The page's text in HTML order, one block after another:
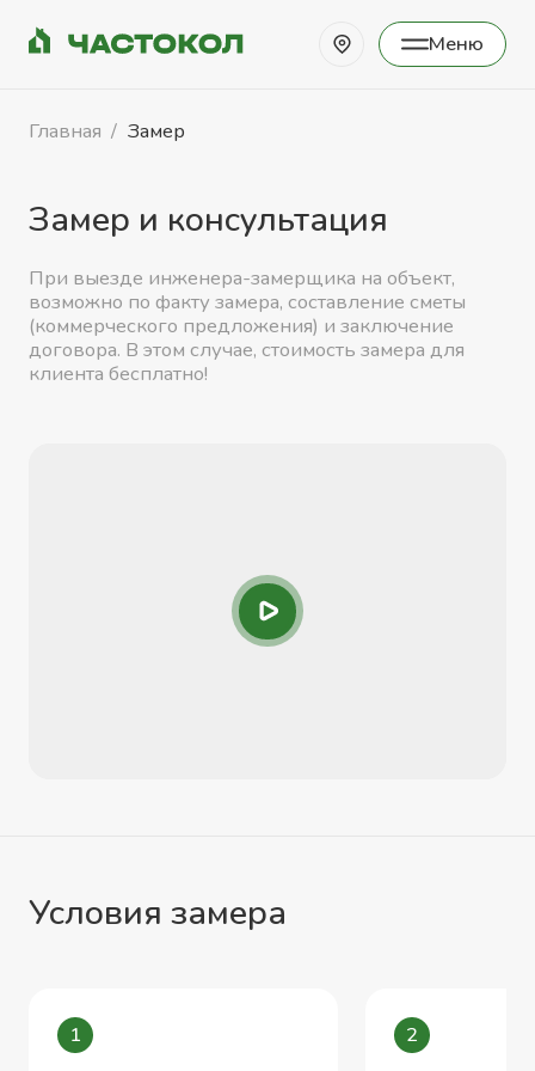
Меню
Закрыть
Главная Замер
Замер и консультация
При выезде инженера-замерщика на объект,
возможно по факту замера, составление сметы
(коммерческого предложения) и заключение
договора. В этом случае, стоимость замера для
клиента бесплатно!
Условия замера
1 2